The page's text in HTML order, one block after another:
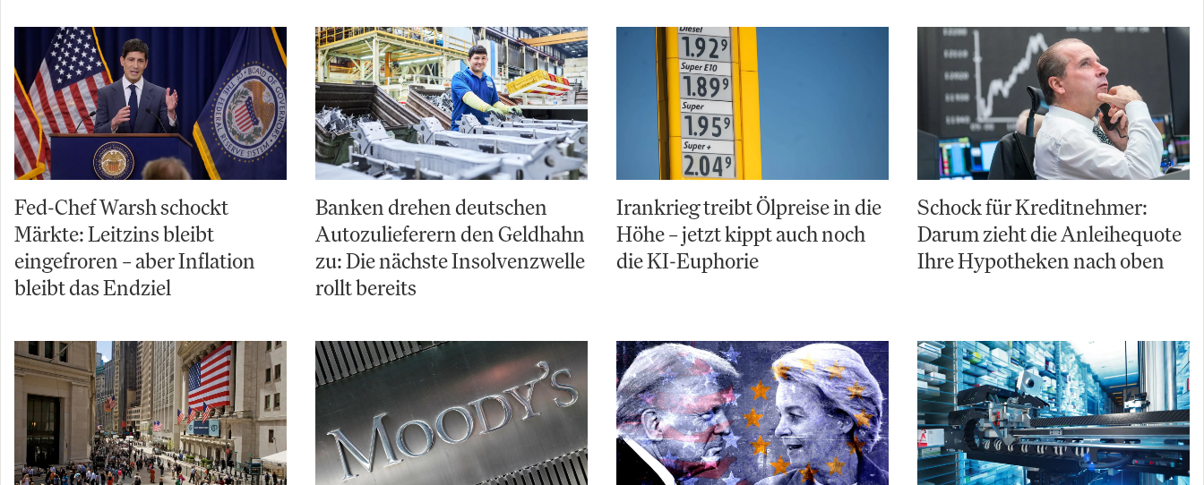
Fed-Chef Warsh schockt
Märkte: Leitzins bleibt
eingefroren – aber Inflation
bleibt das Endziel
Banken drehen deutschen
Autozulieferern den Geldhahn
zu: Die nächste Insolvenzwelle
rollt bereits
Irankrieg treibt Ölpreise in die
Höhe – jetzt kippt auch noch
die KI-Euphorie
Schock für Kreditnehmer:
Darum zieht die Anleihequote
Ihre Hypotheken nach oben